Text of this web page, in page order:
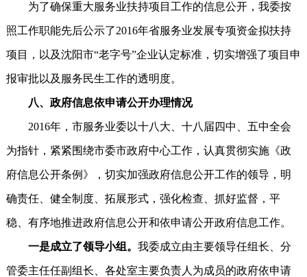
为了确保重大服务业扶持项目工作的信息公开，我委按
照工作职能先后公示了2016年省服务业发展专项资金拟扶持
项目，以及沈阳市“老字号”企业认定标准，切实增强了项目申
报审批以及服务民生工作的透明度。
八、 政府信息依申请公开办理情况
2016年，市服务业委以十八大、十八届四中、五中全会
为指针，紧紧围绕市委市政府中心工作，认真贯彻实施《政
府信息公开条例》，切实加强政府信息公开工作的领导，明
确责任、健全制度、拓展形式，强化检查、抓好监督，平
稳、有序地推进政府信息公开和依申请公开政府信息工作。
一是成立了领导小组。 我委成立由主要领导任组长、分
管委主任任副组长、各处室主要负责人为成员的政府依申请